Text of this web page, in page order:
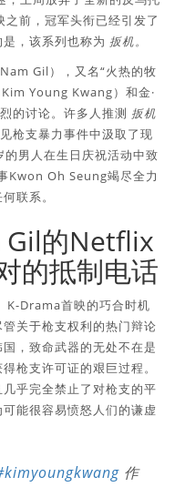
前，冠军头衔已经引发了
，该系列也称为 扳机。
Gil），又名“火热的牧
Kim Young Kwang）和金·
的讨论。许多人推测 扳机
枪支暴力事件中汲取了现
男人在生日庆祝活动中致
Kwon Oh Seung竭尽全力
联系。
Gil的Netflix
的抵制电话
K-Drama首映的巧合时机
关于枪支权利的热门辩论
，致命武器的无处不在是
枪支许可证的艰巨过程。
乎完全禁止了对枪支的平
能很容易愤怒人们的谦虚
作